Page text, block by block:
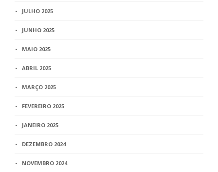
JULHO 2025
JUNHO 2025
MAIO 2025
ABRIL 2025
MARÇO 2025
FEVEREIRO 2025
JANEIRO 2025
DEZEMBRO 2024
NOVEMBRO 2024